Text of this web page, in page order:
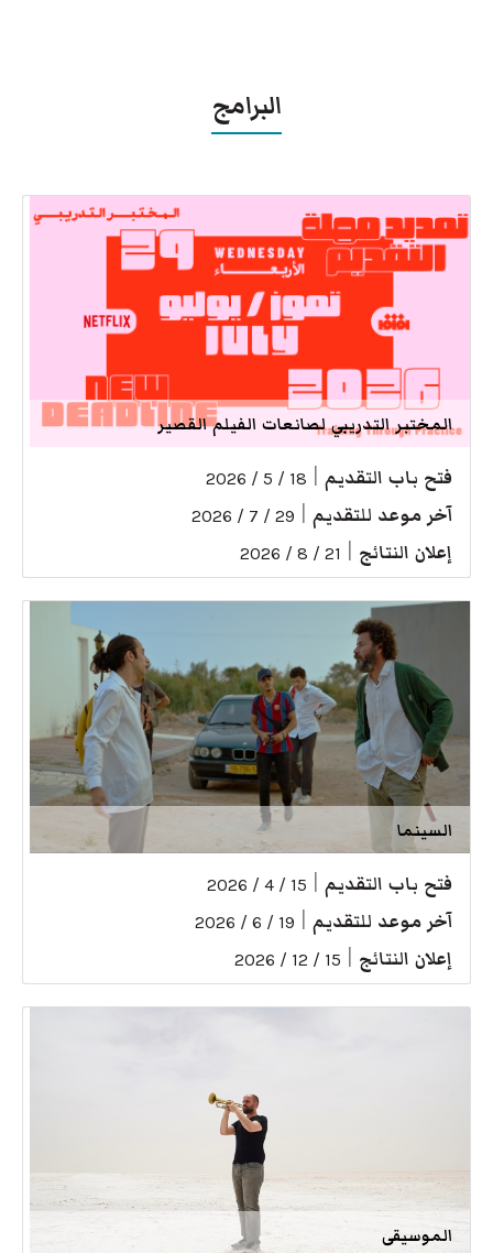
البرامج
المختبر التدريبي لصانعات الفيلم القصير
فتح باب التقديم 18 / 5 / 2026
آخر موعد للتقديم 29 / 7 / 2026
إعلان النتائج 21 / 8 / 2026
السينما
فتح باب التقديم 15 / 4 / 2026
آخر موعد للتقديم 19 / 6 / 2026
إعلان النتائج 15 / 12 / 2026
الموسيقى